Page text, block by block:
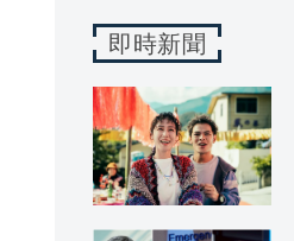
即時新聞